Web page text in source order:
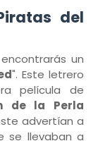
del
un
". Este letrero
película de
de la Perla
advertían a
se llevaban a